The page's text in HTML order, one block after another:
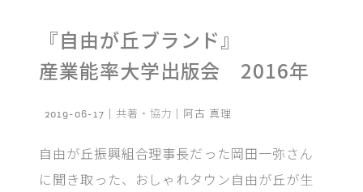
『自由が丘ブランド』
産業能率大学出版会 2016年
2019-06-17｜ 共著・協力 ｜阿古 真理
自由が丘振興組合理事長だった岡田一弥さん
に聞き取った、おしゃれタウン自由が丘が生